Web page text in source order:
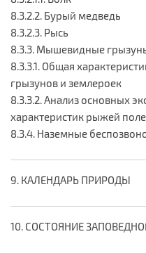
8.3.2.2. Бурый медведь
8.3.2.3. Рысь
8.3.3. Мышевидные
8.3.3.1. Общая
грызунов и землероек
8.3.3.2. Анализ основных
характеристик рыжей
8.3.4. Наземные
9. КАЛЕНДАРЬ ПРИРОДЫ
10. СОСТОЯНИЕ